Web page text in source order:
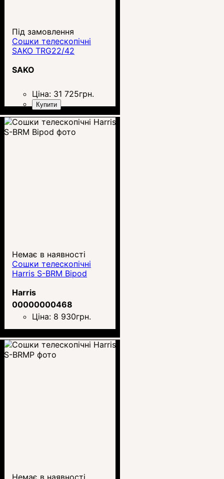
Під замовлення
Сошки телескопічні
SAKO TRG22/42
SAKO
Ціна: 31 725грн.
Купити
Немає в наявності
Сошки телескопічні
Harris S-BRM Bipod
Harris
00000000468
Ціна: 8 930грн.
Немає в наявності